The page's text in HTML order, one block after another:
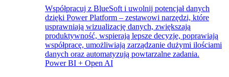
Współpracuj z BlueSoft i uwolnij potencjał danych
dzięki Power Platform – zestawowi narzędzi, które
usprawniają wizualizację danych, zwiększają
produktywność, wspierają lepsze decyzje, poprawiają
współpracę, umożliwiają zarządzanie dużymi ilościami
danych oraz automatyzują powtarzalne zadania.
Power BI + Open AI